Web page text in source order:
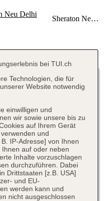
bei TUI.ch
Technologien, die für
Website notwendig
einwilligen und
wir sowie unsere bis zu
auf Ihrem Gerät
und
IP-Adresse] von Ihnen
auf oder neben
Inhalte vorzuschlagen
durchzuführen. Dabei
Drittstaaten [z.B. USA]
und EU-
werden kann und
nicht ausgeschlossen